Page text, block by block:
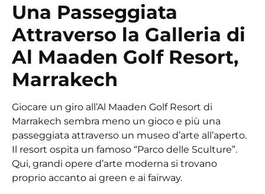
Una Passeggiata
Attraverso la Galleria di
Al Maaden Golf Resort,
Marrakech
Giocare un giro all’Al Maaden Golf Resort di
Marrakech sembra meno un gioco e più una
passeggiata attraverso un museo d’arte all’aperto.
Il resort ospita un famoso “Parco delle Sculture”.
Qui, grandi opere d’arte moderna si trovano
proprio accanto ai green e ai fairway.